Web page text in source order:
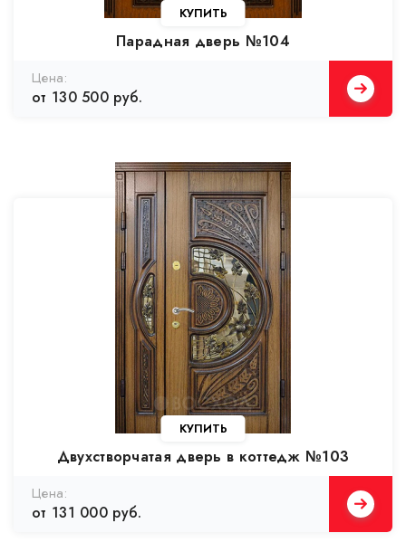
Парадная дверь №104
от 130 500 руб.
Двухстворчатая дверь в коттедж №103
от 131 000 руб.